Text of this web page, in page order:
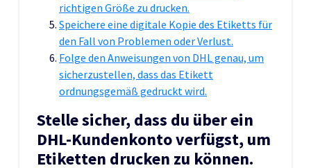
richtigen Größe zu drucken.
Speichere eine digitale Kopie des Etiketts für
den Fall von Problemen oder Verlust.
Folge den Anweisungen von DHL genau, um
sicherzustellen, dass das Etikett
ordnungsgemäß gedruckt wird.
Stelle sicher, dass du über ein
DHL-Kundenkonto verfügst, um
Etiketten drucken zu können.